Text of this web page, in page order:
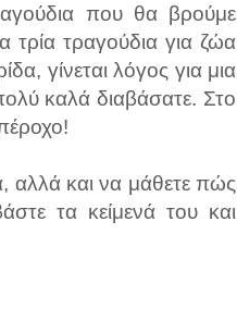
που θα βρούμε
τραγούδια για ζώα
γίνεται λόγος για μια
καλά διαβάσατε. Στο
αλλά και να μάθετε πώς
τα κείμενά του και